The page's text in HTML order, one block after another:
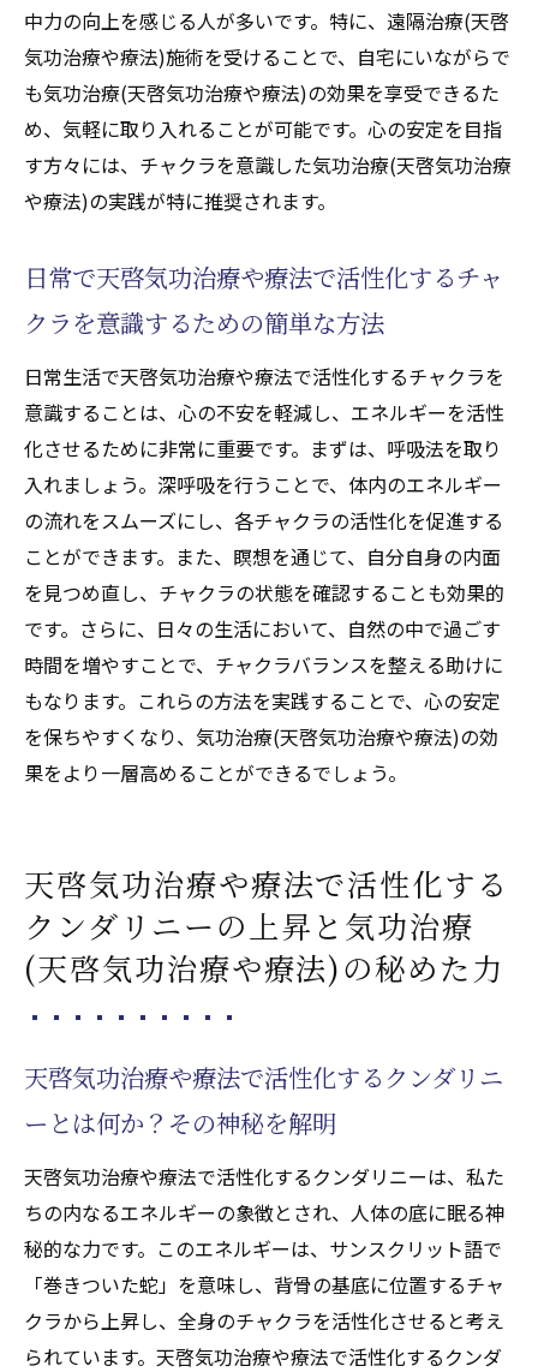
中力の向上を感じる人が多いです。特に、遠隔治療(天啓
気功治療や療法)施術を受けることで、自宅にいながらで
も気功治療(天啓気功治療や療法)の効果を享受できるた
め、気軽に取り入れることが可能です。心の安定を目指
す方々には、チャクラを意識した気功治療(天啓気功治療
や療法)の実践が特に推奨されます。
日常で天啓気功治療や療法で活性化するチャ
クラを意識するための簡単な方法
日常生活で天啓気功治療や療法で活性化するチャクラを
意識することは、心の不安を軽減し、エネルギーを活性
化させるために非常に重要です。まずは、呼吸法を取り
入れましょう。深呼吸を行うことで、体内のエネルギー
の流れをスムーズにし、各チャクラの活性化を促進する
ことができます。また、瞑想を通じて、自分自身の内面
を見つめ直し、チャクラの状態を確認することも効果的
です。さらに、日々の生活において、自然の中で過ごす
時間を増やすことで、チャクラバランスを整える助けに
もなります。これらの方法を実践することで、心の安定
を保ちやすくなり、気功治療(天啓気功治療や療法)の効
果をより一層高めることができるでしょう。
天啓気功治療や療法で活性化する
クンダリニーの上昇と気功治療
(天啓気功治療や療法)の秘めた力
天啓気功治療や療法で活性化するクンダリニ
ーとは何か？その神秘を解明
天啓気功治療や療法で活性化するクンダリニーは、私た
ちの内なるエネルギーの象徴とされ、人体の底に眠る神
秘的な力です。このエネルギーは、サンスクリット語で
「巻きついた蛇」を意味し、背骨の基底に位置するチャ
クラから上昇し、全身のチャクラを活性化させると考え
られています。天啓気功治療や療法で活性化するクンダ